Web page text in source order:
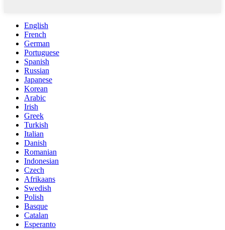
English
French
German
Portuguese
Spanish
Russian
Japanese
Korean
Arabic
Irish
Greek
Turkish
Italian
Danish
Romanian
Indonesian
Czech
Afrikaans
Swedish
Polish
Basque
Catalan
Esperanto